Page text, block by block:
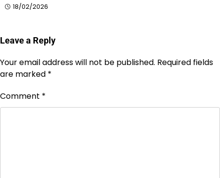
18/02/2026
Leave a Reply
Your email address will not be published. Required fields
are marked *
Comment *